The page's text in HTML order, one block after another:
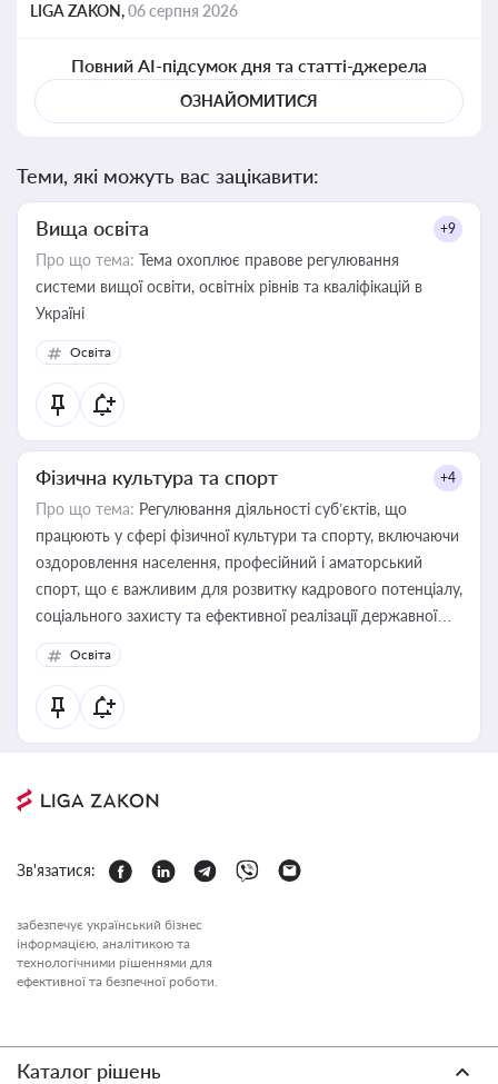
LIGA ZAKON,06 серпня 2026
Повний AI-підсумок дня та статті-джерела
ОЗНАЙОМИТИСЯ
Теми, які можуть вас зацікавити:
Вища освіта +9
Про що тема: Тема охоплює правове регулювання
системи вищої освіти, освітніх рівнів та кваліфікацій в
Україні
Освіта
Фізична культура та спорт +4
Про що тема: Регулювання діяльності суб’єктів, що
працюють у сфері фізичної культури та спорту, включаючи
оздоровлення населення, професійний і аматорський
спорт, що є важливим для розвитку кадрового потенціалу,
соціального захисту та ефективної реалізації державної
політики у цій галузі
Освіта
Зв'язатися:
забезпечує український бізнес
інформацією, аналітикою та
технологічними рішеннями для
ефективної та безпечної роботи.
Каталог рішень